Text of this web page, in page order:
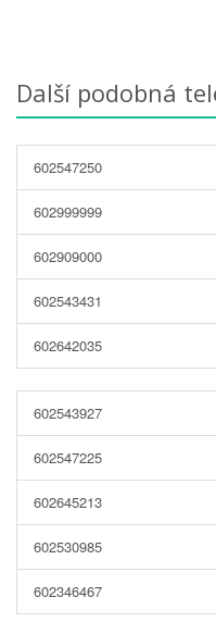
Další podobná
602547250
602999999
602909000
602543431
602642035
602543927
602547225
602645213
602530985
602346467